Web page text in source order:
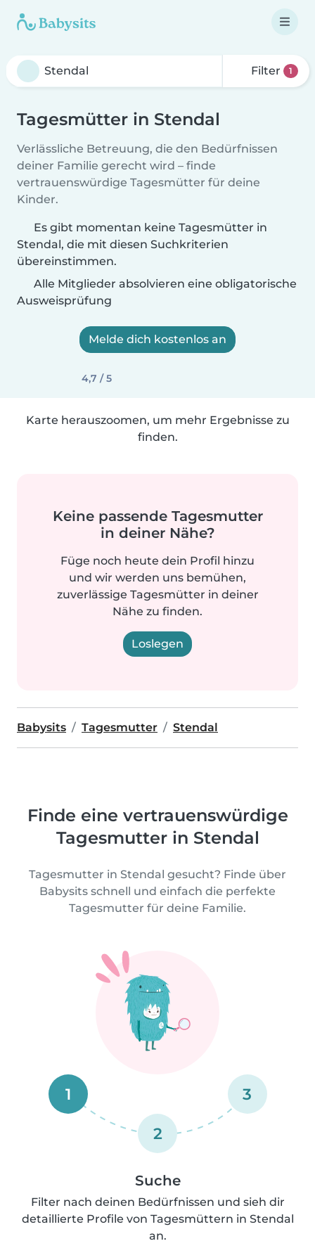
Filter 1
Tagesmütter in Stendal
Verlässliche Betreuung, die den Bedürfnissen
deiner Familie gerecht wird – finde
vertrauenswürdige Tagesmütter für deine
Kinder.
Es gibt momentan keine Tagesmütter in
Stendal, die mit diesen Suchkriterien
übereinstimmen.
Alle Mitglieder absolvieren eine obligatorische
Ausweisprüfung
Melde dich kostenlos an
4,7 / 5
Karte herauszoomen, um mehr Ergebnisse zu
finden.
Keine passende Tagesmutter
in deiner Nähe?
Füge noch heute dein Profil hinzu
und wir werden uns bemühen,
zuverlässige Tagesmütter in deiner
Nähe zu finden.
Loslegen
Babysits Tagesmutter Stendal
Finde eine vertrauenswürdige
Tagesmutter in Stendal
Tagesmutter in Stendal gesucht? Finde über
Babysits schnell und einfach die perfekte
Tagesmutter für deine Familie.
1
2
3
Suche
Filter nach deinen Bedürfnissen und sieh dir
detaillierte Profile von Tagesmüttern in Stendal
an.